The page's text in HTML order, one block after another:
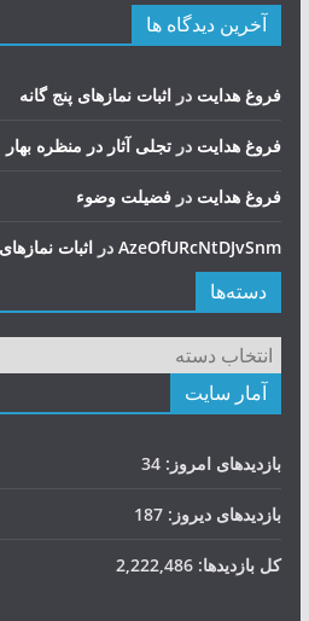
آخرین دیدگاه ها
فروغ هدایت در اثبات نمازهای پنج گانه
فروغ هدایت در تجلی آثار در منظره بهار
فروغ هدایت در فضيلت وضوء
AzeOfURcNtDJvSnmدر اثبات
دسته‌ها
دسته‌ها
آمار سایت
بازدیدهای امروز: 34
بازدیدهای دیروز: 187
کل بازدیدها: 2,222,486